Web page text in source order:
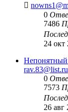
0
7486
24 окт
Непонятный
rav.83@list.ru
0
7573
26 авг